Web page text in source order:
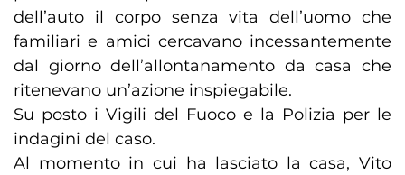
dell’auto il corpo senza vita dell’uomo che
familiari e amici cercavano incessantemente
dal giorno dell’allontanamento da casa che
ritenevano un’azione inspiegabile.
Su posto i Vigili del Fuoco e la Polizia per le
indagini del caso.
Al momento in cui ha lasciato la casa, Vito